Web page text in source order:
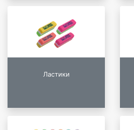
Ластики